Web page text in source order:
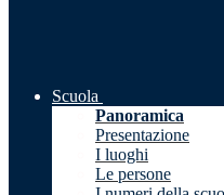
Scuola
Panoramica
Presentazione
I luoghi
Le persone